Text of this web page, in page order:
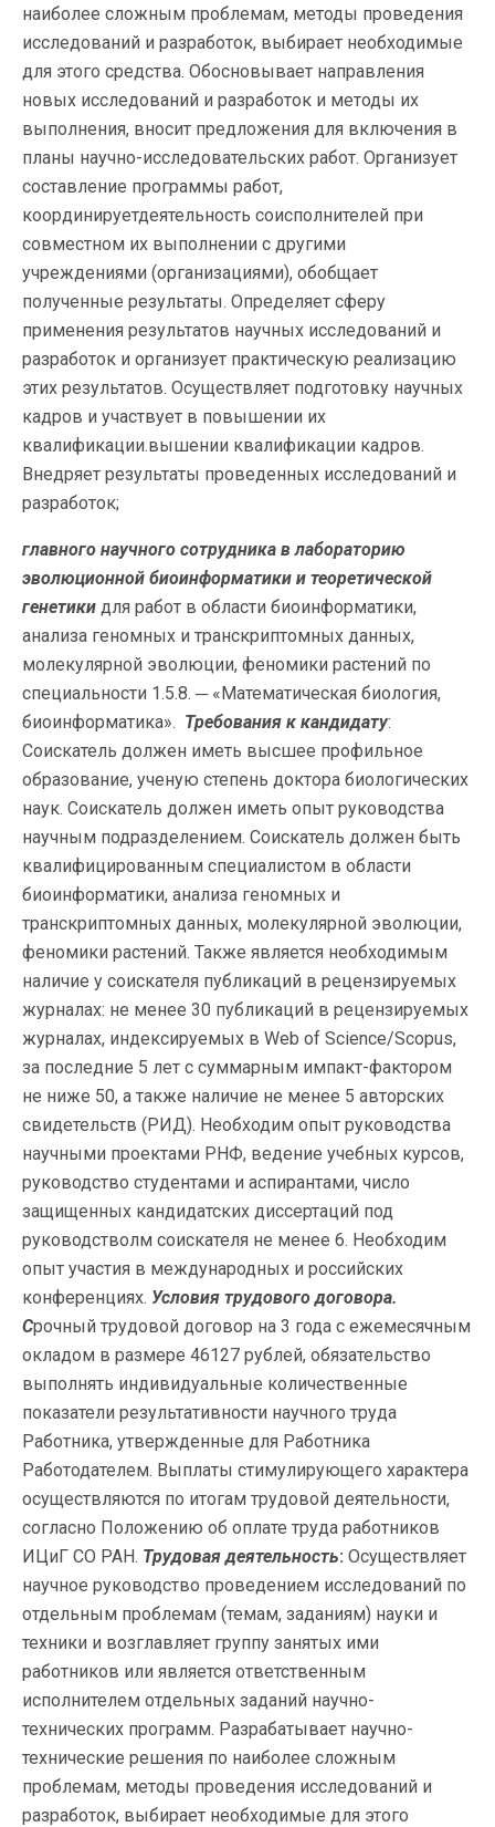
наиболее сложным проблемам, методы проведения
исследований и разработок, выбирает необходимые
для этого средства. Обосновывает направления
новых исследований и разработок и методы их
выполнения, вносит предложения для включения в
планы научно-исследовательских работ. Организует
составление программы работ,
координируетдеятельность соисполнителей при
совместном их выполнении с другими
учреждениями (организациями), обобщает
полученные результаты. Определяет сферу
применения результатов научных исследований и
разработок и организует практическую реализацию
этих результатов. Осуществляет подготовку научных
кадров и участвует в повышении их
квалификации.вышении квалификации кадров.
Внедряет результаты проведенных исследований и
разработок;
главного научного сотрудника в лабораторию
эволюционной биоинформатики и теоретической
генетики для работ в области биоинформатики,
анализа геномных и транскриптомных данных,
молекулярной эволюции, феномики растений по
специальности 1.5.8. ─ «Математическая биология,
биоинформатика». Требования к кандидату:
Соискатель должен иметь высшее профильное
образование, ученую степень доктора биологических
наук. Соискатель должен иметь опыт руководства
научным подразделением. Соискатель должен быть
квалифицированным специалистом в области
биоинформатики, анализа геномных и
транскриптомных данных, молекулярной эволюции,
феномики растений. Также является необходимым
наличие у соискателя публикаций в рецензируемых
журналах: не менее 30 публикаций в рецензируемых
журналах, индексируемых в Web of Science/Scopus,
за последние 5 лет с суммарным импакт-фактором
не ниже 50, а также наличие не менее 5 авторских
свидетельств (РИД). Необходим опыт руководства
научными проектами РНФ, ведение учебных курсов,
руководство студентами и аспирантами, число
защищенных кандидатских диссертаций под
руководстволм соискателя не менее 6. Необходим
опыт участия в международных и российских
конференциях. Условия трудового договора.
Срочный трудовой договор на 3 года с ежемесячным
окладом в размере 46127 рублей, обязательство
выполнять индивидуальные количественные
показатели результативности научного труда
Работника, утвержденные для Работника
Работодателем. Выплаты стимулирующего характера
осуществляются по итогам трудовой деятельности,
согласно Положению об оплате труда работников
ИЦиГ СО РАН. Трудовая деятельность: Осуществляет
научное руководство проведением исследований по
отдельным проблемам (темам, заданиям) науки и
техники и возглавляет группу занятых ими
работников или является ответственным
исполнителем отдельных заданий научно-
технических программ. Разрабатывает научно-
технические решения по наиболее сложным
проблемам, методы проведения исследований и
разработок, выбирает необходимые для этого